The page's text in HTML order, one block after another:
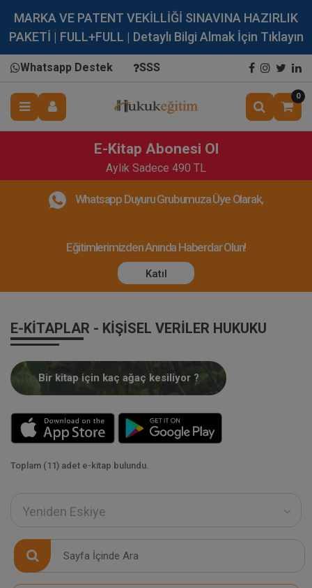
MARKA VE PATENT VEKİLLİĞİ SINAVINA HAZIRLIK
PAKETİ | FULL+FULL | Detaylı Bilgi Almak İçin Tıklayın
Whatsapp Destek SSS
0
E-Kitap Abonesi Ol
Aylık Sadece 490 TL
Whatsapp Duyuru Grubumuza Üye Olarak,
Eğitimlerimizden Anında Haberdar Olun!
Katıl
E-KITAPLAR - KIŞISEL VERILER HUKUKU
Bir kitap için kaç ağaç kesiliyor ?
Toplam (11) adet e-kitap bulundu.
Yeniden Eskiye